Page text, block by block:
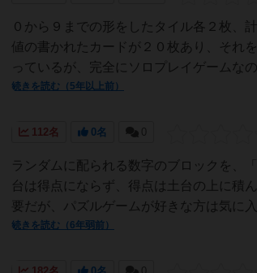
０から９までの形をしたタイル各２枚、
値の書かれたカードが２０枚あり、それ
っているが、完全にソロプレイゲームな
続きを読む（5年以上前）
112名 0名 0
ランダムに配られる数字のブロックを、
台は得点にならず、得点は土台の上に積
要だが、パズルゲームが好きな方は気に
続きを読む（6年弱前）